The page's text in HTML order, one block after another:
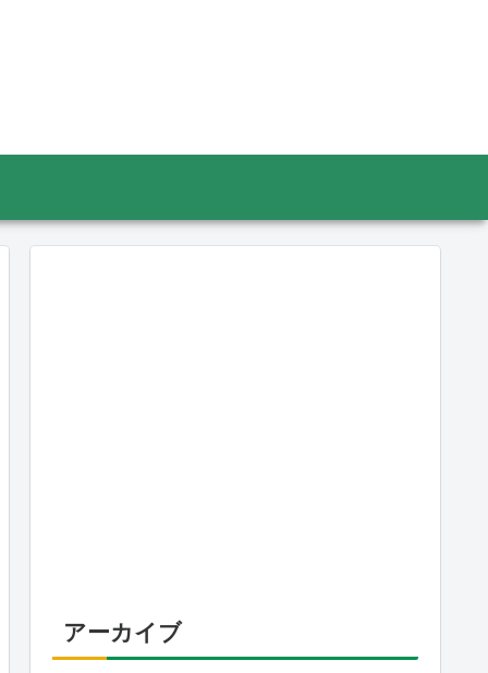
アーカイブ